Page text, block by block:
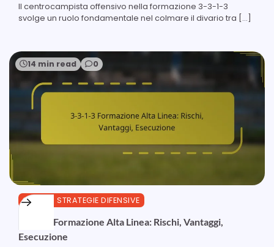
Il centrocampista offensivo nella formazione 3-3-1-3
svolge un ruolo fondamentale nel colmare il divario tra […]
14 min read 0
3-3-1-3 STRATEGIE DIFENSIVE
3-3-1-3 Formazione Alta Linea: Rischi, Vantaggi,
Esecuzione